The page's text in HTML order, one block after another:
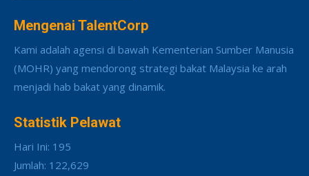
Mengenai TalentCorp
Kami adalah agensi di bawah Kementerian Sumber Manusia
(MOHR) yang mendorong strategi bakat Malaysia ke arah
menjadi hab bakat yang dinamik.
Statistik Pelawat
Hari Ini: 195
Jumlah: 122,629